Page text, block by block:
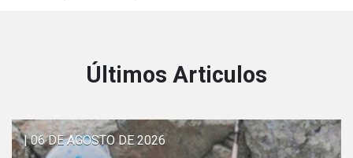
Últimos Articulos
| 06 DE AGOSTO DE 2026